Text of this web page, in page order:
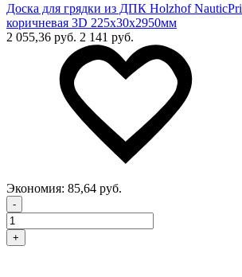
Доска для грядки из ДПК Holzhof
коричневая 3D 225х30х2950мм
2 055,36 руб. 2 141 руб.
Экономия: 85,64 руб.
-
+